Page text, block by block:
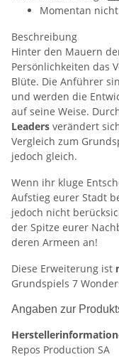
Momentan
Beschreibung
Hinter den Mauern
Persönlichkeiten das
Blüte. Die Anführer
und werden die
auf seine Weise.
Leaders verändert
Vergleich zum
jedoch gleich.
Wenn ihr kluge
Aufstieg eurer Stadt
jedoch nicht
der Spitze eurer
deren Armeen an!
Diese Erweiterung ist
Grundspiels 7
Angaben zur
Repos Production SA